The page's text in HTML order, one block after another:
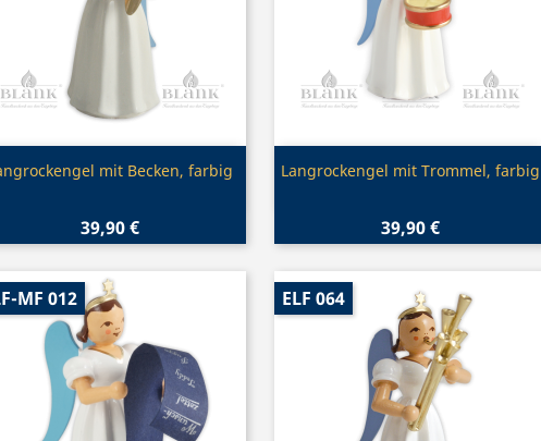
Vorschau
mit Becken, farbig
39,90 €
Vorschau
Langrockengel mit Trommel, farbig
39,90 €
MF 012 ELF 064